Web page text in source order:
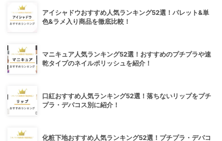
アイシャドウおすすめ人気ランキング52選！パレット&単
色&ラメ入り商品を徹底比較！
マニキュア人気ランキング52選！おすすめのプチプラや速
乾タイプのネイルポリッシュを紹介！
口紅おすすめ人気ランキング52選！落ちないリップをプチ
プラ・デパコス別に紹介！
化粧下地おすすめ人気ランキング52選！プチプラ・デパコ